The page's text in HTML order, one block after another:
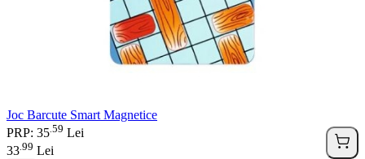
Joc Barcute Smart Magnetice
PRP: 35 59 Lei
33 99 Lei